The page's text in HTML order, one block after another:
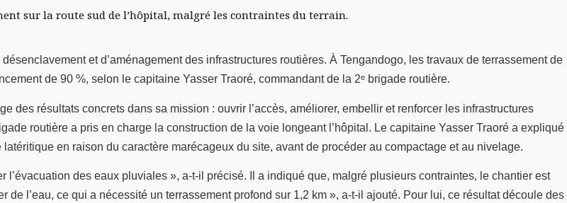
sur la route sud de l’hôpital, malgré les contraintes du terrain.
et d’aménagement des infrastructures routières. À Tengandogo, les travaux de terrassement de
de 90 %, selon le capitaine Yasser Traoré, commandant de la 2ᵉ brigade routière.
des résultats concrets dans sa mission : ouvrir l’accès, améliorer, embellir et renforcer les infrastructures
routière a pris en charge la construction de la voie longeant l’hôpital. Le capitaine Yasser Traoré a expliqué
en raison du caractère marécageux du site, avant de procéder au compactage et au nivelage.
des eaux pluviales », a-t-il précisé. Il a indiqué que, malgré plusieurs contraintes, le chantier est
l’eau, ce qui a nécessité un terrassement profond sur 1,2 km », a-t-il ajouté. Pour lui, ce résultat découle des